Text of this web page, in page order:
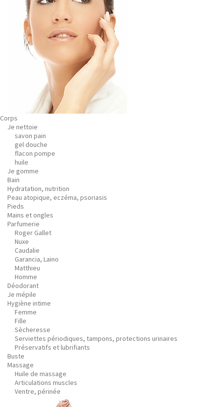
Corps
Je nettoie
savon pain
gel douche
flacon pompe
huile
Je gomme
Bain
Hydratation, nutrition
Peau atopique, eczéma, psoriasis
Pieds
Mains et ongles
Parfumerie
Roger Gallet
Nuxe
Caudalie
Garancia, Laino
Matthieu
Homme
Déodorant
Je mépile
Hygiène intime
Femme
Fille
Sècheresse
Serviettes périodiques, tampons, protections urinaires
Préservatifs et lubrifiants
Buste
Massage
Huile de massage
Articulations muscles
Ventre, périnée